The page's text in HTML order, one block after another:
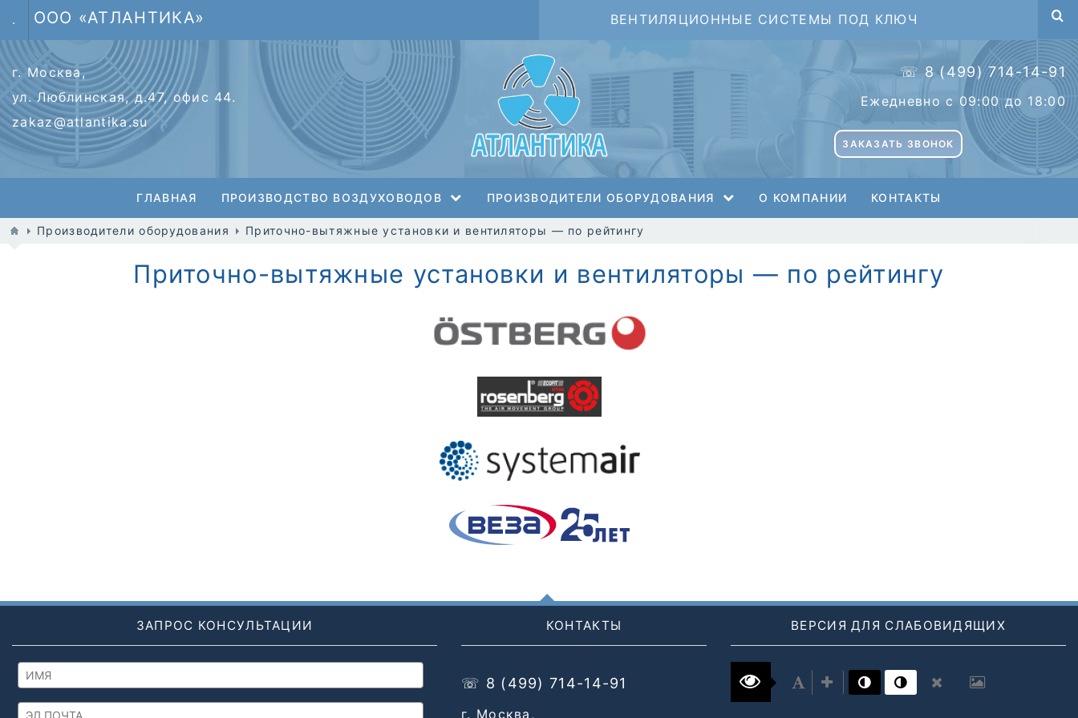
. ООО «АТЛАНТИКА» ВЕНТИЛЯЦИОННЫЕ СИСТЕМЫ ПОД КЛЮЧ
г. Москва,
ул. Люблинская, д.47, офис 44.
zakaz@atlantika.su
☏ 8 (499) 714-14-91
Ежедневно с 09:00 до 18:00
ЗАКАЗАТЬ ЗВОНОК
ГЛАВНАЯ ПРОИЗВОДСТВО ВОЗДУХОВОДОВ ПРОИЗВОДИТЕЛИ ОБОРУДОВАНИЯ О КОМПАНИИ КОНТАКТЫ
Производители оборудования Приточно-вытяжные установки и вентиляторы — по рейтингу
Приточно-вытяжные установки и вентиляторы — по рейтингу
ЗАПРОС КОНСУЛЬТАЦИИ КОНТАКТЫ
☏ 8 (499) 714-14-91
г. Москва,
ВЕРСИЯ ДЛЯ СЛАБОВИДЯЩИХ